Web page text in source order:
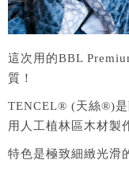
這次用的BBL
質！
TENCEL® (天絲®)是
用人工植林區木材製
特色是極致細緻光滑